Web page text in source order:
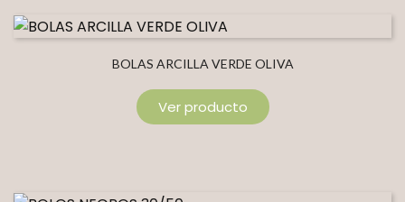
BOLAS ARCILLA VERDE OLIVA
Ver producto